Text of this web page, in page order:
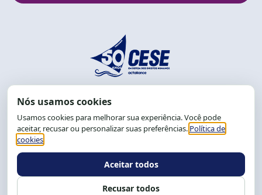
End.: R. da Graça, 150. Graça
CEP: 40.150-055
Salvador-BA, Brasil.
Tel.: (71) 2104-5457, Cel.: (71) 9 9239-2104 ou 2105
Expediente: 8h às 12h e 13 às 17h.